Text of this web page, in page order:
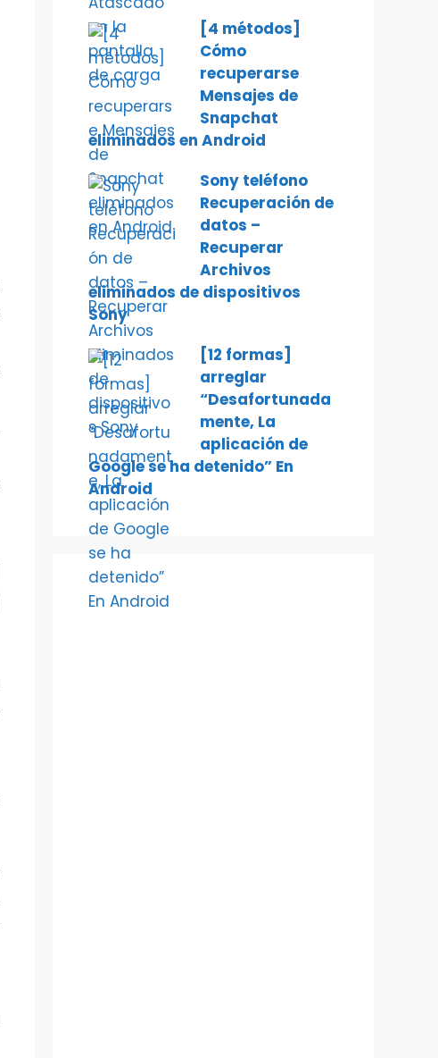
[4 métodos]
Cómo
recuperarse
Mensajes de
Snapchat
eliminados en Android
Sony teléfono
Recuperación de
datos –
Recuperar
Archivos
eliminados de dispositivos
Sony
[12 formas]
arreglar
“Desafortunada
mente, La
aplicación de
Google se ha detenido” En
Android